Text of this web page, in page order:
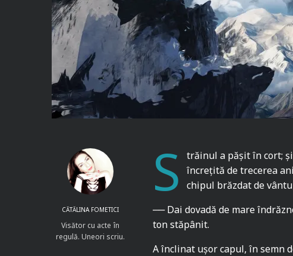
CĂTĂLINA FOMETICI
Visător cu acte în
regulă. Uneori scriu.
S
trăinul a pășit în cort;
încrețită de trecerea
chipul brăzdat de
‒‒ Dai dovadă de mare
ton stăpânit.
A înclinat ușor capul, în semn